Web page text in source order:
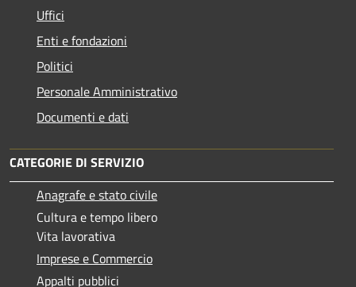
Uffici
Enti e fondazioni
Politici
Personale Amministrativo
Documenti e dati
CATEGORIE DI SERVIZIO
Anagrafe e stato civile
Cultura e tempo libero
Vita lavorativa
Imprese e Commercio
Appalti pubblici